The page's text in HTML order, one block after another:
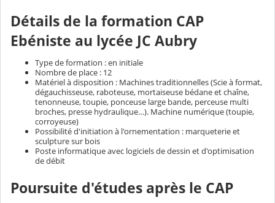
Détails de la formation CAP
Ebéniste au lycée JC Aubry
Type de formation : en initiale
Nombre de place : 12
Matériel à disposition : Machines traditionnelles (Scie à format,
dégauchisseuse, raboteuse, mortaiseuse bédane et chaîne,
tenonneuse, toupie, ponceuse large bande, perceuse multi
broches, presse hydraulique…). Machine numérique (toupie,
corroyeuse)
Possibilité d'initiation à l'ornementation : marqueterie et
sculpture sur bois
Poste informatique avec logiciels de dessin et d'optimisation
de débit
Poursuite d'études après le CAP